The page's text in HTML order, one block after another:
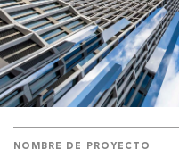
NOMBRE DE PROYECTO